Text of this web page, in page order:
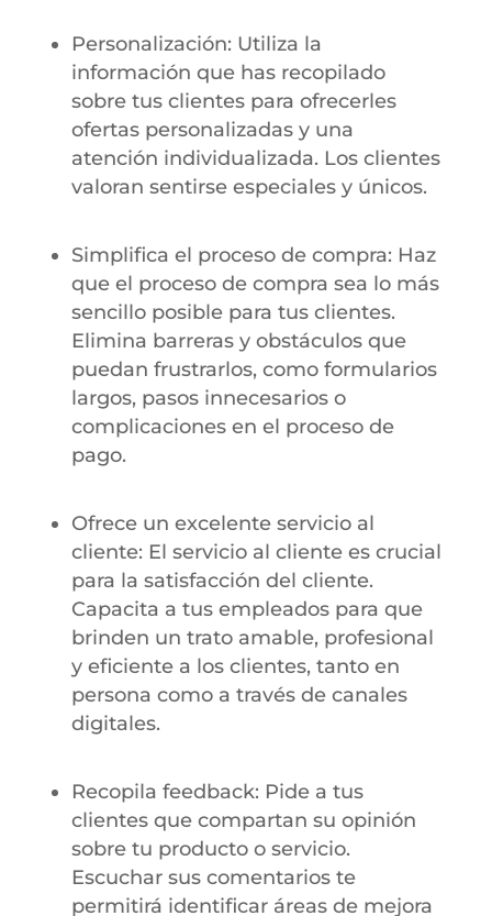
Personalización: Utiliza la
información que has recopilado
sobre tus clientes para ofrecerles
ofertas personalizadas y una
atención individualizada. Los clientes
valoran sentirse especiales y únicos.
Simplifica el proceso de compra: Haz
que el proceso de compra sea lo más
sencillo posible para tus clientes.
Elimina barreras y obstáculos que
puedan frustrarlos, como formularios
largos, pasos innecesarios o
complicaciones en el proceso de
pago.
Ofrece un excelente servicio al
cliente: El servicio al cliente es crucial
para la satisfacción del cliente.
Capacita a tus empleados para que
brinden un trato amable, profesional
y eficiente a los clientes, tanto en
persona como a través de canales
digitales.
Recopila feedback: Pide a tus
clientes que compartan su opinión
sobre tu producto o servicio.
Escuchar sus comentarios te
permitirá identificar áreas de mejora